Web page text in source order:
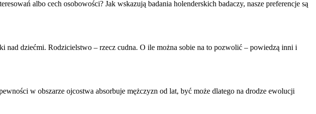
albo cech osobowości? Jak wskazują badania holenderskich badaczy, nasze preferencje są
nad dziećmi. Rodzicielstwo – rzecz cudna. O ile można sobie na to pozwolić – powiedzą inni i
w obszarze ojcostwa absorbuje mężczyzn od lat, być może dlatego na drodze ewolucji